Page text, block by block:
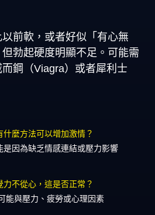
前軟，或者好似「有心無
勃起硬度明顯不足。可能需
鋼（Viagra）或者犀利士
麼方法可以增加激情？
是因為缺乏情感連結或壓力影響
不從心，這是否正常？
能與壓力、疲勞或心理因素